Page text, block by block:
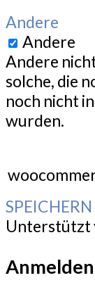
Andere
Andere
Andere
solche, die
noch nicht
wurden.
Unterstützt
Anmelden